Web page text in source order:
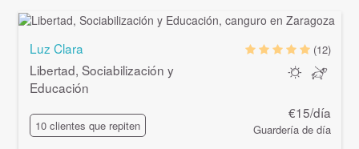
Luz Clara
Libertad, Sociabilización y
Educación
10 clientes que repiten
(12)
€15/día
Guardería de día